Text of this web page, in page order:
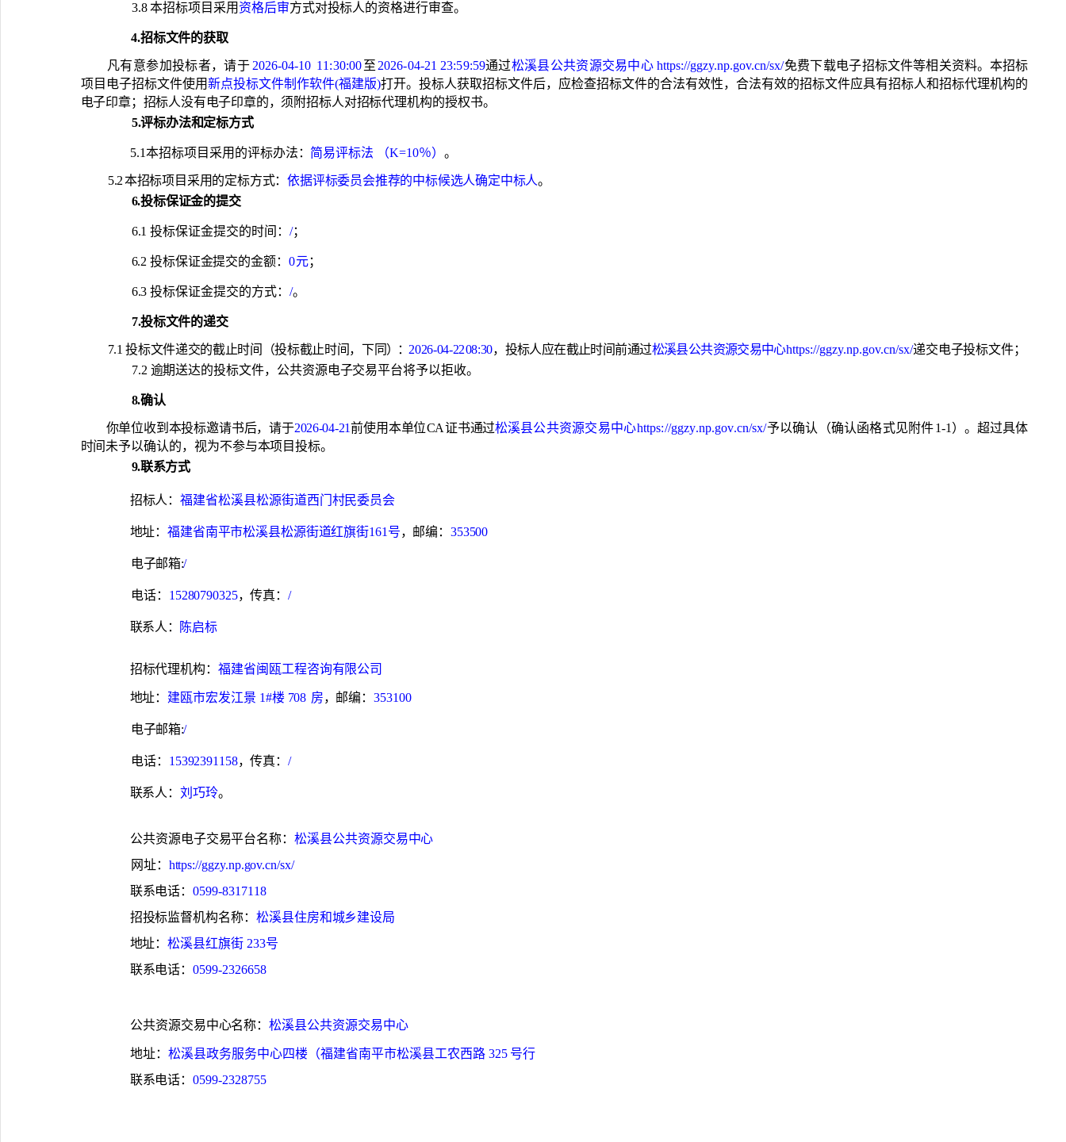
3.8 本招标项目采用 资格后审方式对投标人的资格进行审查。
4.招标文件的获取
凡有意参加投标者，请于 2026-04-10 11:30:00至 2026-04-21 23:59:59通过松溪县公共资源交易中心 https://ggzy.np.gov.cn/sx/免费下载电子招标文件等相关资料。本招标
项目电子招标文件使用新点投标文件制作软件(福建版)打开。投标人获取招标文件后，应检查招标文件的合法有效性，合法有效的招标文件应具有招标人和招标代理机构的
电子印章；招标人没有电子印章的，须附招标人对招标代理机构的授权书。
5.评标办法和定标方式
5.1本招标项目采用的评标办法： 简易评标法 （K=10％） 。
5.2本招标项目采用的定标方式：依据评标委员会推荐的中标候选人确定中标人。
6.投标保证金的提交
6.1 投标保证金提交的时间： /；
6.2 投标保证金提交的金额： 0元；
6.3 投标保证金提交的方式： /。
7.投标文件的递交
7.1 投标文件递交的截止时间（投标截止时间，下同）： 2026-04-2208:30， 投标人应在截止时间前通过松溪县公共资源交易中心https://ggzy.np.gov.cn/sx/递交电子投标文件；
7.2 逾期送达的投标文件，公共资源电子交易平台将予以拒收。
8.确认
你单位收到本投标邀请书后，请于2026-04-21前使用本单位CA证书通过松溪县公共资源交易中心https://ggzy.np.gov.cn/sx/予以确认（确认函格式见 附件1-1）。超过具体
时间未予以确认的，视为不参与本项目投标。
9.联系方式
招标人：福建省松溪县松源街道西门村民委员会
地址：福建省南平市松溪县松源街道红旗街161 号，邮编： 353500
电子邮箱:/
电话： 15280790325，传真：/
联系人： 陈启标
招标代理机构：福建省闽瓯工程咨询有限公司
地址： 建瓯市宏发江景 1#楼 708 房，邮编：353100
电子邮箱:/
电话： 15392391158，传真：/
联系人：刘巧玲。
公共资源电子交易平台名称：松溪县公共资源交易中心
网址： https://ggzy.np.gov.cn/sx/
联系电话：0599-8317118
招投标监督机构名称： 松溪县住房和城乡建设局
地址：松溪县红旗街233号
联系电话：0599-2326658
公共资源交易中心名称：松溪县公共资源交易中心
地址： 松溪县政务服务中心四楼（福建省南平市松溪县工农西路325 号行
联系电话：0599-2328755